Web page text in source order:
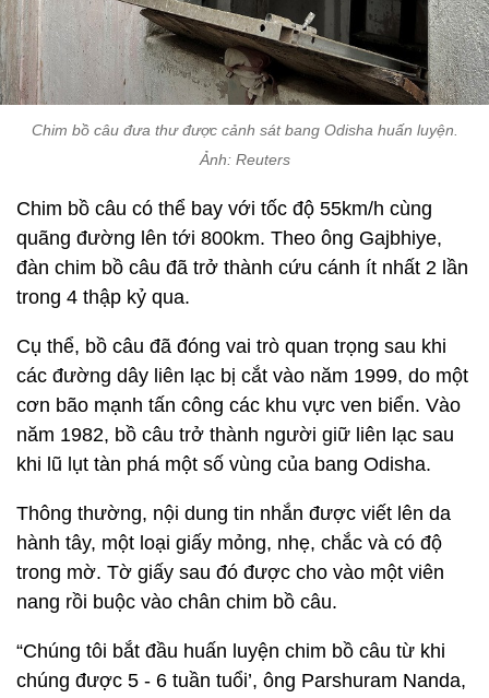
Chim bồ câu đưa thư được cảnh sát bang Odisha huấn luyện.
Ảnh: Reuters
Chim bồ câu có thể bay với tốc độ 55km/h cùng
quãng đường lên tới 800km. Theo ông Gajbhiye,
đàn chim bồ câu đã trở thành cứu cánh ít nhất 2 lần
trong 4 thập kỷ qua.
Cụ thể, bồ câu đã đóng vai trò quan trọng sau khi
các đường dây liên lạc bị cắt vào năm 1999, do một
cơn bão mạnh tấn công các khu vực ven biển. Vào
năm 1982, bồ câu trở thành người giữ liên lạc sau
khi lũ lụt tàn phá một số vùng của bang Odisha.
Thông thường, nội dung tin nhắn được viết lên da
hành tây, một loại giấy mỏng, nhẹ, chắc và có độ
trong mờ. Tờ giấy sau đó được cho vào một viên
nang rồi buộc vào chân chim bồ câu.
“Chúng tôi bắt đầu huấn luyện chim bồ câu từ khi
chúng được 5 - 6 tuần tuổi’, ông Parshuram Nanda,